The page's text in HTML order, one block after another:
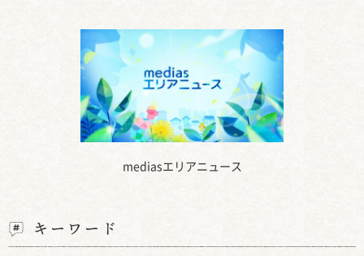
mediasエリアニュース
キーワード